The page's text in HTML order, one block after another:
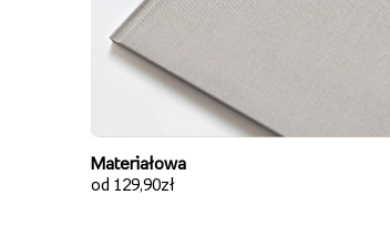
Materiałowa
od 129,90zł